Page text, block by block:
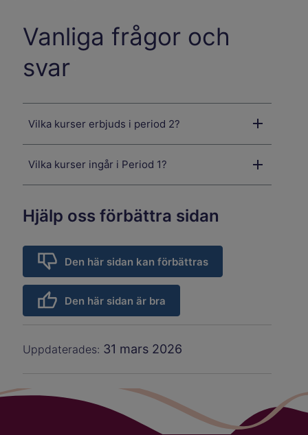
Vanliga frågor och
svar
Vilka kurser erbjuds i period 2?
Vilka kurser ingår i Period 1?
Hjälp oss förbättra sidan
Den här sidan kan förbättras
Den här sidan är bra
Uppdaterades: 31 mars 2026